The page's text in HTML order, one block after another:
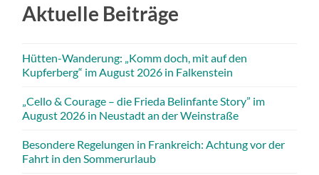
Aktuelle Beiträge
Hütten-Wanderung: „Komm doch, mit auf den
Kupferberg“ im August 2026 in Falkenstein
„Cello & Courage – die Frieda Belinfante Story” im
August 2026 in Neustadt an der Weinstraße
Besondere Regelungen in Frankreich: Achtung vor der
Fahrt in den Sommerurlaub